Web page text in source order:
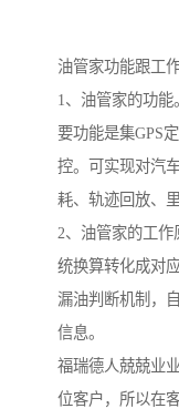
油管家功能跟工作
1、油管家的功
要功能是集GPS
控。可实现对汽
耗、轨迹回放、
2、油管家的工
统换算转化成对
漏油判断机制，
信息。
福瑞德人兢兢业
位客户，所以在